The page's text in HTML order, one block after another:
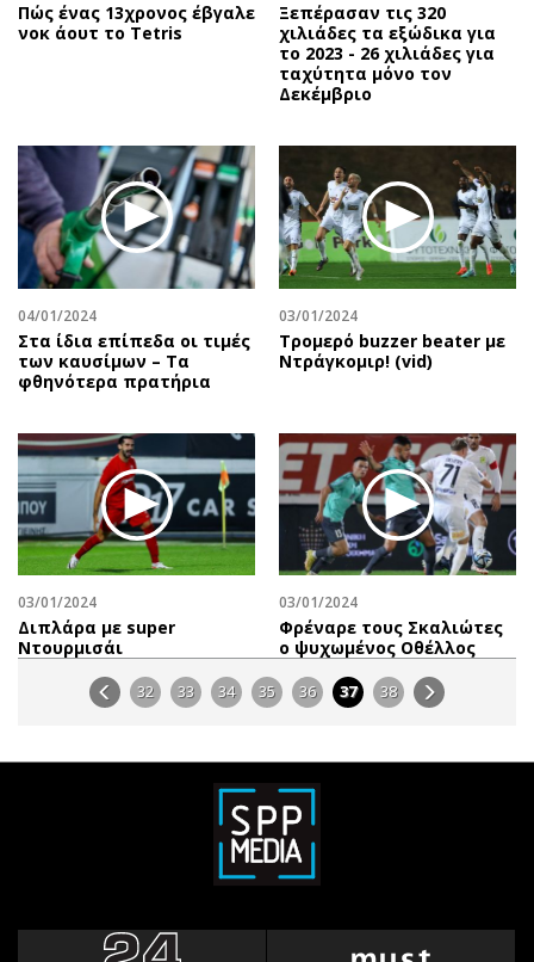
Πώς ένας 13χρονος έβγαλε
νοκ άουτ το Tetris
Ξεπέρασαν τις 320
χιλιάδες τα εξώδικα για
το 2023 - 26 χιλιάδες για
ταχύτητα μόνο τον
Δεκέμβριο
04/01/2024
Στα ίδια επίπεδα οι τιμές
των καυσίμων – Τα
φθηνότερα πρατήρια
03/01/2024
Τρομερό buzzer beater με
Ντράγκομιρ! (vid)
03/01/2024
Διπλάρα με super
Ντουρμισάι
03/01/2024
Φρέναρε τους Σκαλιώτες
ο ψυχωμένος Οθέλλος
32 33 34 35 36 37 38